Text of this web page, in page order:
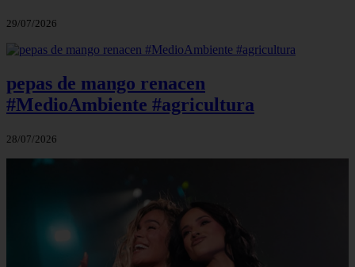
29/07/2026
pepas de mango renacen
#MedioAmbiente #agricultura
28/07/2026